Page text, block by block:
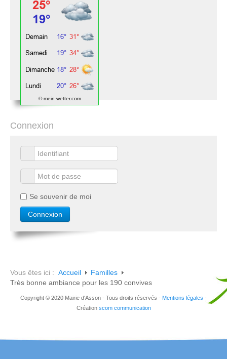
© mein-wetter.com
Connexion
Se souvenir de moi
Vous êtes ici : Accueil
Familles
Très bonne ambiance pour les 190 convives
Copyright © 2020 Mairie d'Asson - Tous droits réservés - Mentions légales -
Création scom communication